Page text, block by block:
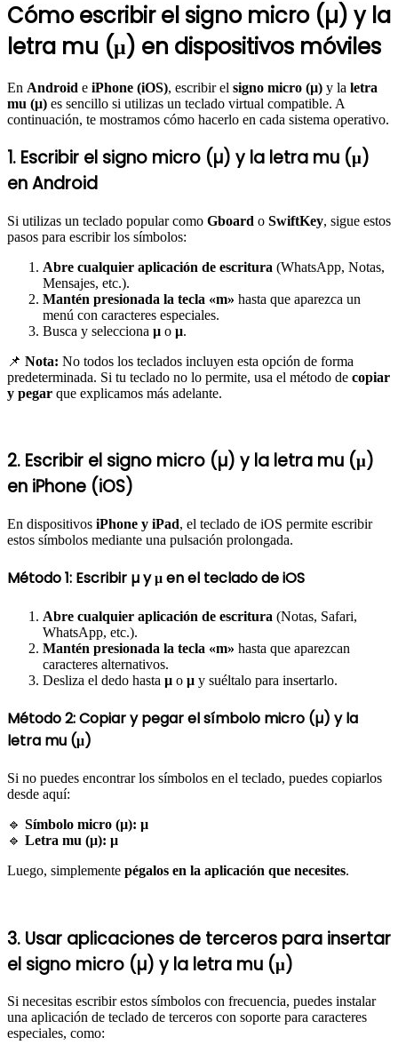
Cómo escribir el signo micro (µ) y la
letra mu (μ) en dispositivos móviles
En Android e iPhone (iOS), escribir el signo micro (µ) y la letra
mu (μ) es sencillo si utilizas un teclado virtual compatible. A
continuación, te mostramos cómo hacerlo en cada sistema operativo.
1. Escribir el signo micro (µ) y la letra mu (μ)
en Android
Si utilizas un teclado popular como Gboard o SwiftKey, sigue estos
pasos para escribir los símbolos:
Abre cualquier aplicación de escritura (WhatsApp, Notas,
Mensajes, etc.).
Mantén presionada la tecla «m» hasta que aparezca un
menú con caracteres especiales.
Busca y selecciona µ o μ.
📌 Nota: No todos los teclados incluyen esta opción de forma
predeterminada. Si tu teclado no lo permite, usa el método de copiar
y pegar que explicamos más adelante.
2. Escribir el signo micro (µ) y la letra mu (μ)
en iPhone (iOS)
En dispositivos iPhone y iPad, el teclado de iOS permite escribir
estos símbolos mediante una pulsación prolongada.
Método 1: Escribir µ y μ en el teclado de iOS
Abre cualquier aplicación de escritura (Notas, Safari,
WhatsApp, etc.).
Mantén presionada la tecla «m» hasta que aparezcan
caracteres alternativos.
Desliza el dedo hasta µ o μ y suéltalo para insertarlo.
Método 2: Copiar y pegar el símbolo micro (µ) y la
letra mu (μ)
Si no puedes encontrar los símbolos en el teclado, puedes copiarlos
desde aquí:
🔹 Símbolo micro (µ): µ
🔹 Letra mu (μ): μ
Luego, simplemente pégalos en la aplicación que necesites.
3. Usar aplicaciones de terceros para insertar
el signo micro (µ) y la letra mu (μ)
Si necesitas escribir estos símbolos con frecuencia, puedes instalar
una aplicación de teclado de terceros con soporte para caracteres
especiales, como: